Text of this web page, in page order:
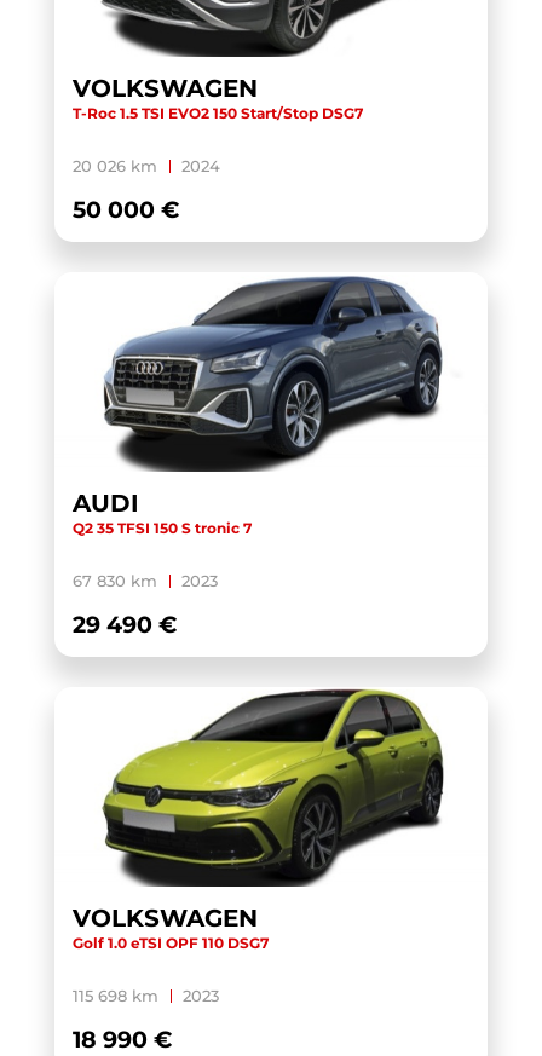
TOURAN BUSINESS (1)
TRANSIT CUSTOM CABINE APPROFONDIE
TRANSIT CUSTOM FOURGON (1)
TRANSPORTER 6.1 VAN
(1)
WRANGLER (1)
X-TRAIL (1)
X1 F48 LCI (1)
(1)
XC40 (1)
ZS (1)
VOLKSWAGEN
T-Roc 1.5 TSI EVO2 150 Start/Stop DSG7
20 026 km 2024
50 000 €
AUDI
Q2 35 TFSI 150 S tronic 7
67 830 km 2023
29 490 €
VOLKSWAGEN
Golf 1.0 eTSI OPF 110 DSG7
115 698 km 2023
18 990 €